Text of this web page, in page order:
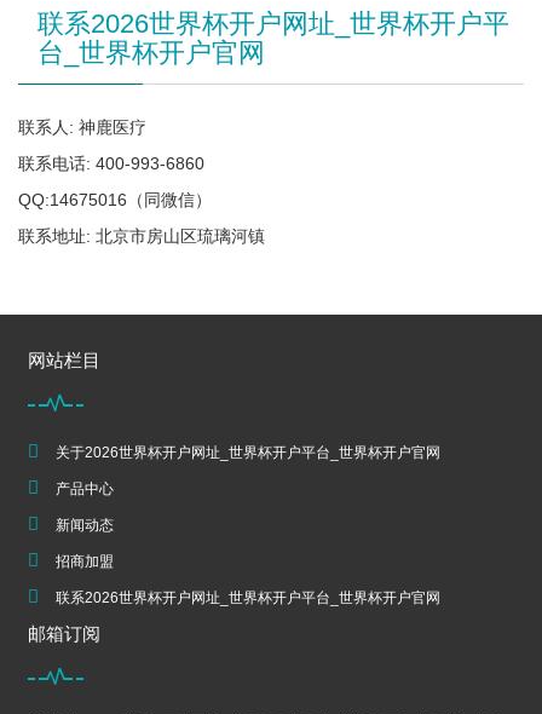
联系2026世界杯开户网址_世界杯开户平
台_世界杯开户官网
联系人: 神鹿医疗
联系电话: 400-993-6860
QQ:14675016（同微信）
联系地址: 北京市房山区琉璃河镇
网站栏目
关于2026世界杯开户网址_世界杯开户平台_世界杯开户官网
产品中心
新闻动态
招商加盟
联系2026世界杯开户网址_世界杯开户平台_世界杯开户官网
邮箱订阅